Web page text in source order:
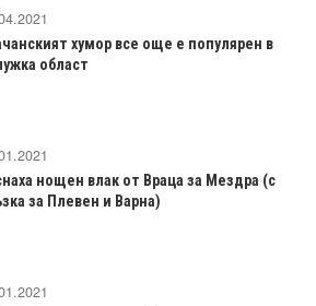
хумор все още е популярен в
област
нощен влак от Враца за Мездра (с
за Плевен и Варна)